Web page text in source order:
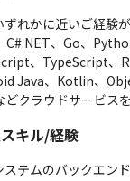
強会、など
率90％超。信頼関
率は90％を超えてお
ラットで風通しがよ
の過程にある今だか
験が会社を形づく
ずれかに近いご経験
C#.NET、Go、
、TypeScript、
Java、Kotlin、
どクラウドサービ
キル/経験
ステムのバックエン